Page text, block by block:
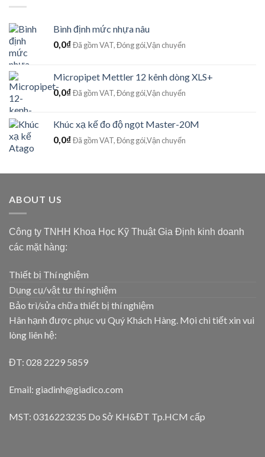
Bình định mức nhựa nâu
0,0₫Đã gồm VAT, Đóng gói,Vận chuyển
Micropipet Mettler 12 kênh dòng XLS+
0,0₫Đã gồm VAT, Đóng gói,Vận chuyển
Khúc xạ kế đo độ ngọt Master-20M
0,0₫Đã gồm VAT, Đóng gói,Vận chuyển
ABOUT US
Công ty TNHH Khoa Học Kỹ Thuật Gia Định kinh doanh
các mặt hàng:
Thiết bị Thí nghiệm
Dụng cụ/vật tư thí nghiệm
Bảo trì/sửa chữa thiết bị thí nghiệm
Hân hạnh được phục vụ Quý Khách Hàng. Mọi chi tiết xin vui
lòng liên hệ:
ĐT: 028 2229 5859
Email: giadinh@giadico.com
MST: 0316223235 Do Sở KH&ĐT Tp.HCM cấp